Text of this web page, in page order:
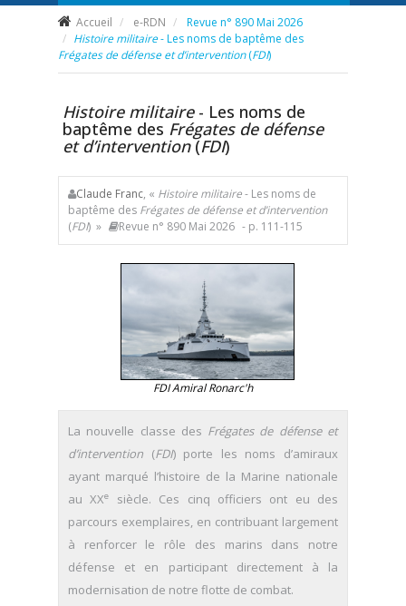
Accueil e-RDN
Revue n° 890 Mai 2026
Histoire militaire- Les noms de baptême des
Frégates de défense et d’intervention(FDI)
Histoire militaire- Les noms de
baptême des Frégates de défense
et d’intervention(FDI)
Claude Franc, « Histoire militaire- Les noms de
baptême des Frégates de défense et d’intervention
(FDI) » Revue n° 890 Mai 2026 - p. 111-115
FDI Amiral Ronarc'h
La nouvelle classe des Frégates de défense et
d’intervention (FDI) porte les noms d’amiraux
ayant marqué l’histoire de la Marine nationale
au XXe
siècle. Ces cinq officiers ont eu des
parcours exemplaires, en contribuant largement
à renforcer le rôle des marins dans notre
défense et en participant directement à la
modernisation de notre flotte de combat.